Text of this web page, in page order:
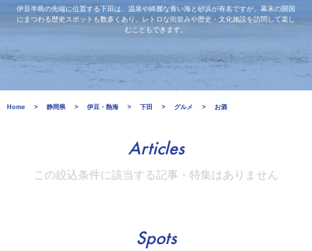
伊豆半島の先端に位置する下田は、温泉や綺麗な青い海と砂浜が有名ですが、幕末の開国
にまつわる歴史スポットも数多くあり、レトロな街並みや歴史・文化施設を訪問して楽し
むこともできます。
Home 静岡県 伊豆・熱海 下田 グルメ お酒
Articles
この絞込条件に該当する記事・特集はありません
Spots